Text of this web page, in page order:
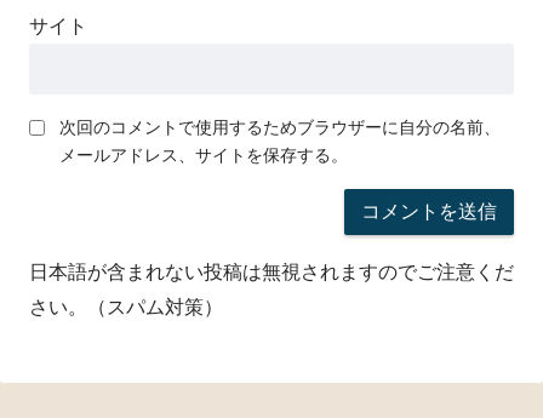
サイト
次回のコメントで使用するためブラウザーに自分の名前、
メールアドレス、サイトを保存する。
日本語が含まれない投稿は無視されますのでご注意くだ
さい。（スパム対策）